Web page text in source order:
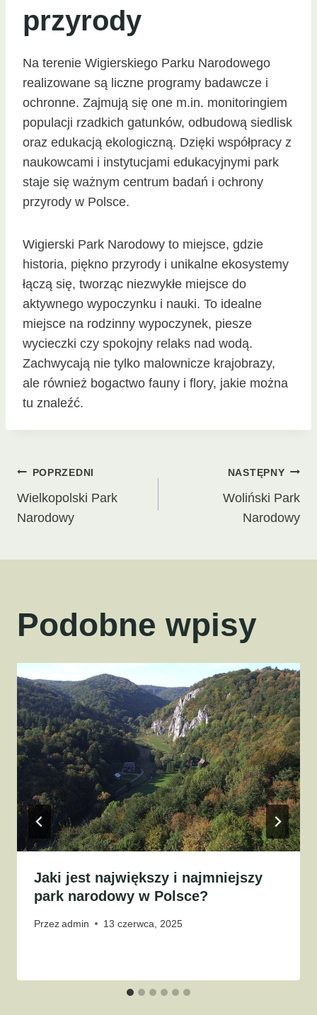
przyrody
Na terenie Wigierskiego Parku Narodowego
realizowane są liczne programy badawcze i
ochronne. Zajmują się one m.in. monitoringiem
populacji rzadkich gatunków, odbudową siedlisk
oraz edukacją ekologiczną. Dzięki współpracy z
naukowcami i instytucjami edukacyjnymi park
staje się ważnym centrum badań i ochrony
przyrody w Polsce.
Wigierski Park Narodowy to miejsce, gdzie
historia, piękno przyrody i unikalne ekosystemy
łączą się, tworząc niezwykłe miejsce do
aktywnego wypoczynku i nauki. To idealne
miejsce na rodzinny wypoczynek, piesze
wycieczki czy spokojny relaks nad wodą.
Zachwycają nie tylko malownicze krajobrazy,
ale również bogactwo fauny i flory, jakie można
tu znaleźć.
Nawigacja
wpisu
POPRZEDNI
Wielkopolski Park
Narodowy
NASTĘPNY
Woliński Park
Narodowy
Podobne wpisy
Jaki jest największy i najmniejszy
park narodowy w Polsce?
Przezadmin 13 czerwca, 2025